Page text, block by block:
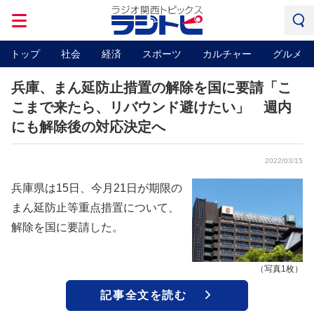
トップ 社会 経済 スポーツ カルチャー グルメ
兵庫、まん延防止措置の解除を国に要請「こ
こまで来たら、リバウンド避けたい」 週内
にも解除後の対応決定へ
2022/03/15
（写真1枚）
兵庫県は15日、今月21日が期限の
まん延防止等重点措置について、
解除を国に要請した。
記事全文を読む